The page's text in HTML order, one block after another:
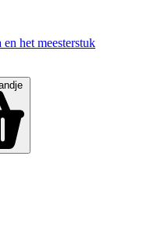
het meesterstuk